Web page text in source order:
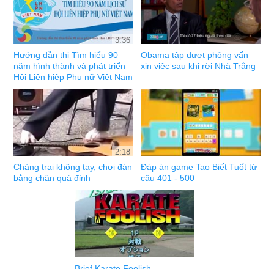
3:36
Hướng dẫn thi Tìm hiểu 90
năm hình thành và phát triển
Hội Liên hiệp Phụ nữ Việt Nam
Obama tập dượt phỏng vấn
xin việc sau khi rời Nhà Trắng
2:18
Chàng trai không tay, chơi đàn
bằng chân quá đỉnh
Đáp án game Tao Biết Tuốt từ
câu 401 - 500